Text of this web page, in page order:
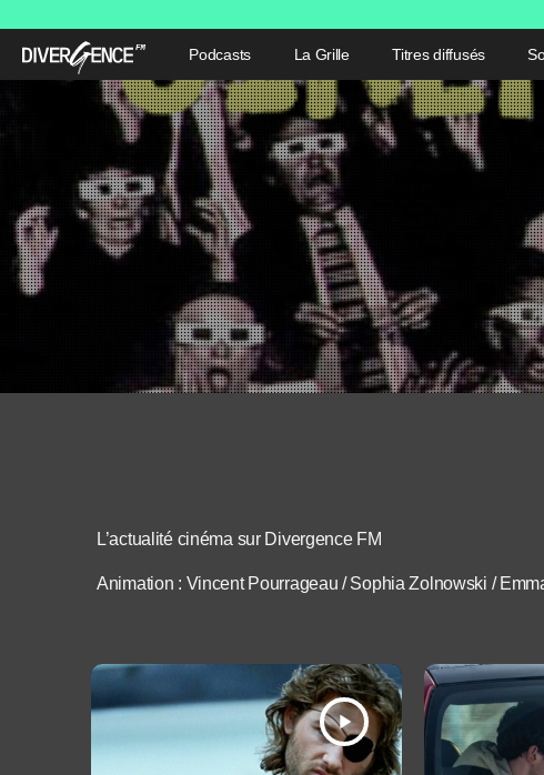
Podcasts La Grille Titres diffusés
L’actualité cinéma sur Divergence FM
Animation : Vincent Pourrageau / Sophia Zolnowski /
play_arrow